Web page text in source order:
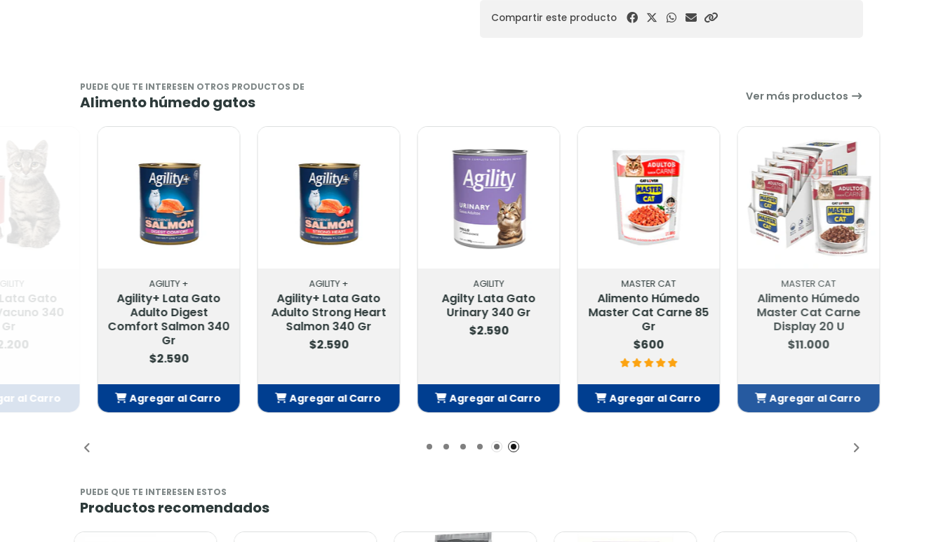
Compartir este producto
PUEDE QUE TE INTERESEN OTROS PRODUCTOS DE
Alimento húmedo gatos Ver más productos
AGILITY +
Agility+ Lata Gato
Adulto Digest
Comfort Salmon 340
$2.590
Agregar al Carro
AGILITY +
Agility+ Lata Gato
Adulto Strong Heart
Salmon 340 Gr
$2.590
Agregar al Carro
AGILITY
Agilty Lata Gato
Urinary 340 Gr
$2.590
Agregar al Carro
MASTER CAT
Alimento Húmedo
Master Cat Carne 85
$600
Agregar al Carro
MASTER CAT
Alimento Húmedo
Master Cat Carne
Display 20 U
$11.000
Agregar al Carro
PUEDE QUE TE INTERESEN ESTOS
Productos recomendados